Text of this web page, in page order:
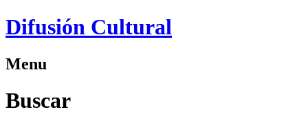
Difusión Cultural
Menu
Buscar